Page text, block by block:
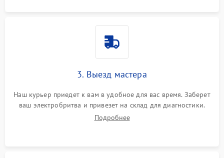
3. Выезд мастера
Наш курьер приедет к вам в удобное для вас время. Заберет
ваш электробритва и привезет на склад для диагностики.
Подробнее